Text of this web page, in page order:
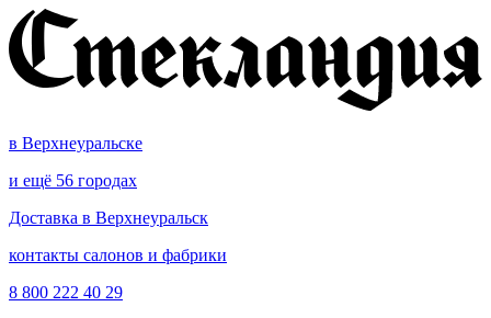
в Верхнеуральске
и ещё 56 городах
Доставка в Верхнеуральск
контакты салонов и фабрики
8 800 222 40 29